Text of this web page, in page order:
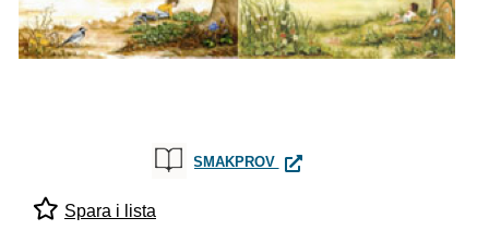
SMAKPROV ÅRSTIDSRESAN PAKET
Spara i lista